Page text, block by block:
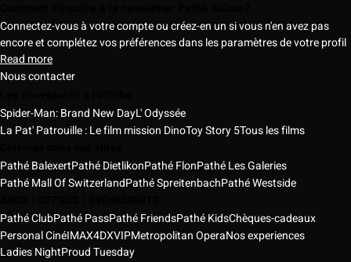
Connectez-vous à votre compte ou créez-en un si vous n'en avez pas
encore et complétez vos préférences dans les paramètres de votre profil
Read more
Nous contacter
Spider-Man: Brand New DayL' Odyssée
La Pat' Patrouille : Le film mission DinoToy Story 5Tous les films
Pathé BalexertPathé DietlikonPathé FlonPathé Les Galeries
Pathé Mall Of SwitzerlandPathé SpreitenbachPathé Westside
Pathé ClubPathé PassPathé FriendsPathé KidsChèques-cadeaux
Personal CinéIMAX4DXVIPMetropolitan OperaNos experiences
Ladies NightProud Tuesday